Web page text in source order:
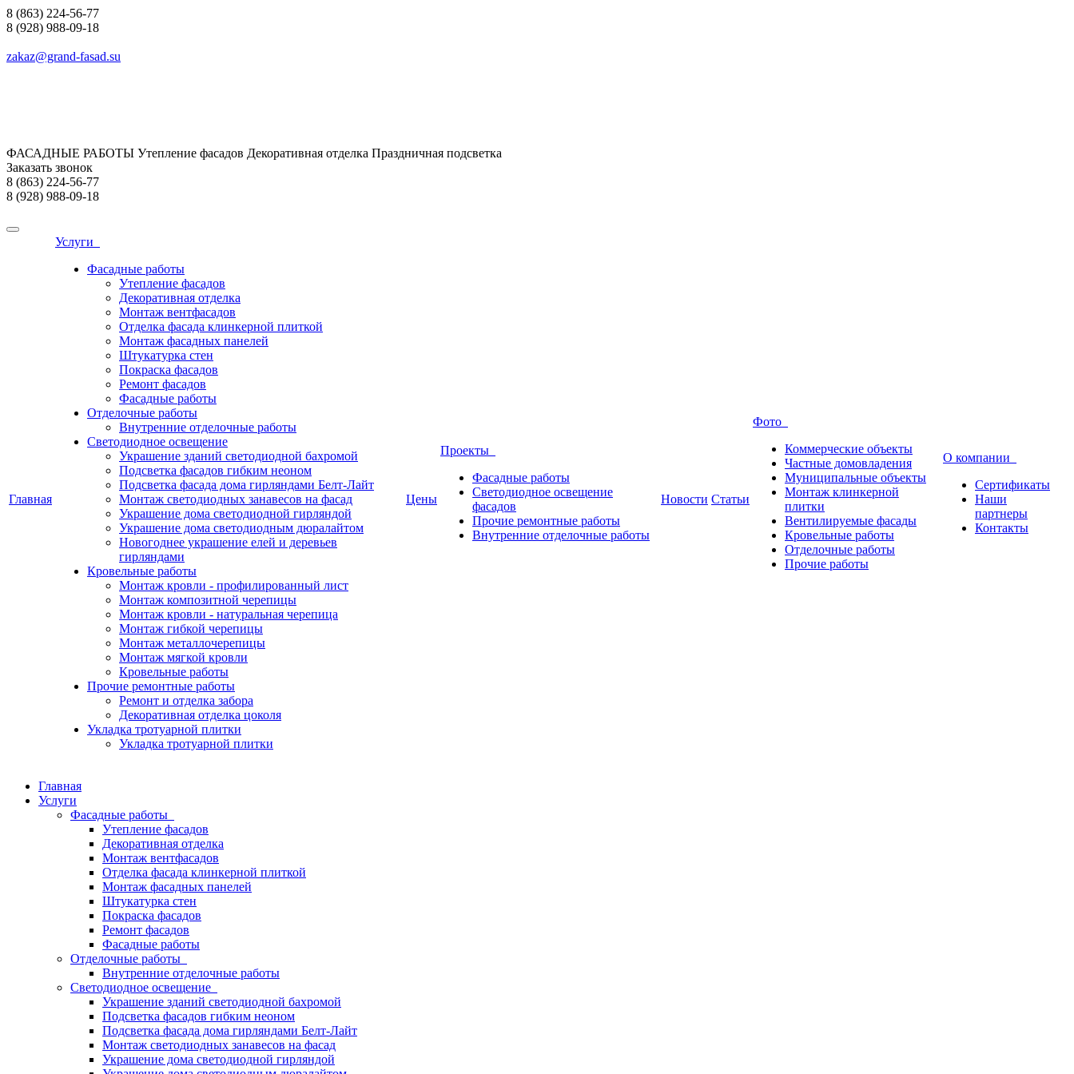
8 (863) 224-56-77
8 (928) 988-09-18
zakaz@grand-fasad.su
ФАСАДНЫЕ РАБОТЫ Утепление фасадов Декоративная отделка Праздничная подсветка
Заказать звонок
8 (863) 224-56-77
8 (928) 988-09-18
Главная
Услуги
Фасадные работы
Утепление фасадов
Декоративная отделка
Монтаж вентфасадов
Отделка фасада клинкерной плиткой
Монтаж фасадных панелей
Штукатурка стен
Покраска фасадов
Ремонт фасадов
Фасадные работы
Отделочные работы
Внутренние отделочные работы
Светодиодное освещение
Украшение зданий светодиодной бахромой
Подсветка фасадов гибким неоном
Подсветка фасада дома гирляндами Белт-Лайт
Монтаж светодиодных занавесов на фасад
Украшение дома светодиодной гирляндой
Украшение дома светодиодным дюралайтом
Новогоднее украшение елей и деревьев
гирляндами
Кровельные работы
Монтаж кровли - профилированный лист
Монтаж композитной черепицы
Монтаж кровли - натуральная черепица
Монтаж гибкой черепицы
Монтаж металлочерепицы
Монтаж мягкой кровли
Кровельные работы
Прочие ремонтные работы
Ремонт и отделка забора
Декоративная отделка цоколя
Укладка тротуарной плитки
Укладка тротуарной плитки
Цены
Проекты
Фасадные работы
Светодиодное освещение
фасадов
Прочие ремонтные работы
Внутренние отделочные работы
Новости Статьи
Фото
Коммерческие объекты
Частные домовладения
Муниципальные объекты
Монтаж клинкерной
плитки
Вентилируемые фасады
Кровельные работы
Отделочные работы
Прочие работы
О компании
Сертификаты
Наши
партнеры
Контакты
Главная
Услуги
Фасадные работы
Утепление фасадов
Декоративная отделка
Монтаж вентфасадов
Отделка фасада клинкерной плиткой
Монтаж фасадных панелей
Штукатурка стен
Покраска фасадов
Ремонт фасадов
Фасадные работы
Отделочные работы
Внутренние отделочные работы
Светодиодное освещение
Украшение зданий светодиодной бахромой
Подсветка фасадов гибким неоном
Подсветка фасада дома гирляндами Белт-Лайт
Монтаж светодиодных занавесов на фасад
Украшение дома светодиодной гирляндой